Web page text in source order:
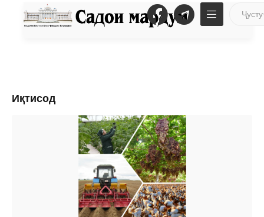
Иқтисод